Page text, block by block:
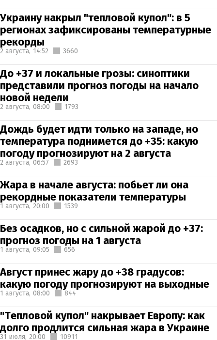
Украину накрыл "тепловой купол": в 5
регионах зафиксированы температурные
рекорды
2 августа, 14:52 3660
До +37 и локальные грозы: синоптики
представили прогноз погоды на начало
новой недели
2 августа, 08:00 1793
Дождь будет идти только на западе, но
температура поднимется до +35: какую
погоду прогнозируют на 2 августа
2 августа, 06:57 2693
Жара в начале августа: побьет ли она
рекордные показатели температуры
1 августа, 20:00 1539
Без осадков, но с сильной жарой до +37:
прогноз погоды на 1 августа
1 августа, 09:05 656
Август принес жару до +38 градусов:
какую погоду прогнозируют на выходные
1 августа, 08:00 844
"Тепловой купол" накрывает Европу: как
долго продлится сильная жара в Украине
31 июля, 20:00 10911